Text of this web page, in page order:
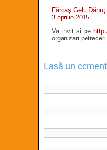
Fărcaş Gelu Dănuţ
3 aprilie 2015
Va invit si pe
organizari
Lasă un